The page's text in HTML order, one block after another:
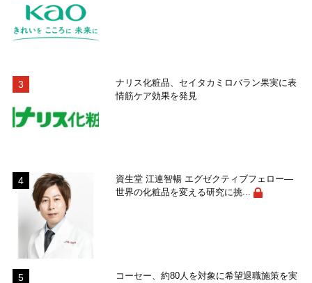
ナリス化粧品、セイタカミロバラン果実に表
情筋ケア効果を発見
資生堂 江連智暢 エグゼクティブフェロー―
世界の化粧品を変える研究に挑...
コーセー、約80人を対象に希望退職施策を実